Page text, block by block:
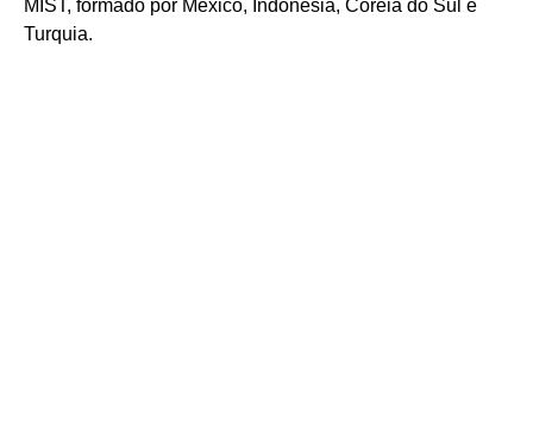
MIST, formado por México, Indonésia, Coreia do Sul e
Turquia.